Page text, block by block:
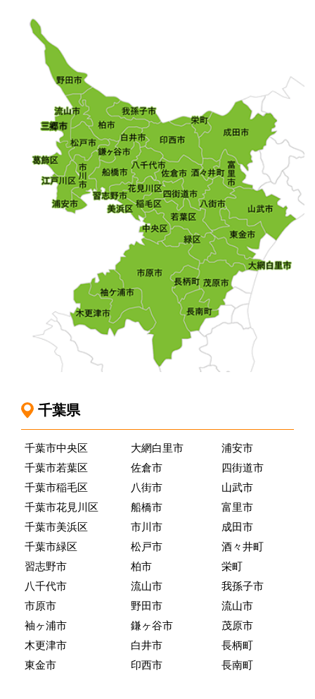
千葉県
千葉市中央区
千葉市若葉区
千葉市稲毛区
千葉市花見川区
千葉市美浜区
千葉市緑区
習志野市
八千代市
市原市
袖ヶ浦市
木更津市
東金市
大網白里市
佐倉市
八街市
船橋市
市川市
松戸市
柏市
流山市
野田市
鎌ヶ谷市
白井市
印西市
浦安市
四街道市
山武市
富里市
成田市
酒々井町
栄町
我孫子市
流山市
茂原市
長柄町
長南町